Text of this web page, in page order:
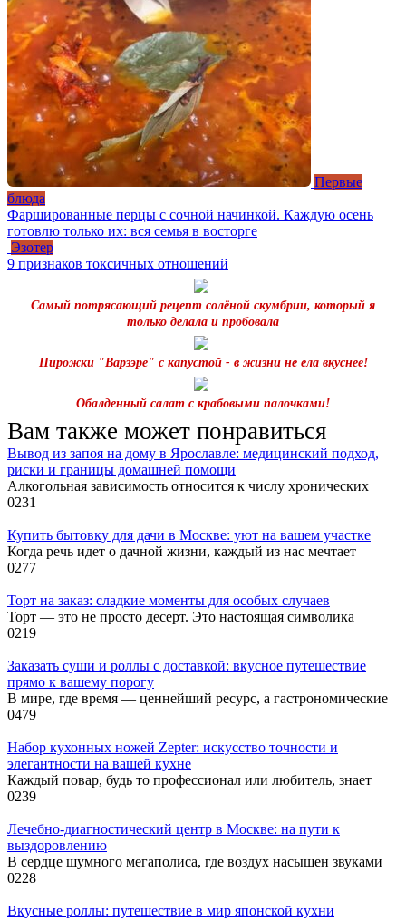
Первые
блюда
Фаршированные перцы с сочной начинкой. Каждую осень
готовлю только их: вся семья в восторге
Эзотер
9 признаков токсичных отношений
Самый потрясающий рецепт солёной скумбрии, который я
только делала и пробовала
Пирожки "Варзэре" с капустой - в жизни не ела вкуснее!
Обалденный салат с крабовыми палочками!
Вам также может понравиться
Вывод из запоя на дому в Ярославле: медицинский подход,
риски и границы домашней помощи
Алкогольная зависимость относится к числу хронических
0231
Купить бытовку для дачи в Москве: уют на вашем участке
Когда речь идет о дачной жизни, каждый из нас мечтает
0277
Торт на заказ: сладкие моменты для особых случаев
Торт — это не просто десерт. Это настоящая символика
0219
Заказать суши и роллы с доставкой: вкусное путешествие
прямо к вашему порогу
В мире, где время — ценнейший ресурс, а гастрономические
0479
Набор кухонных ножей Zepter: искусство точности и
элегантности на вашей кухне
Каждый повар, будь то профессионал или любитель, знает
0239
Лечебно-диагностический центр в Москве: на пути к
выздоровлению
В сердце шумного мегаполиса, где воздух насыщен звуками
0228
Вкусные роллы: путешествие в мир японской кухни